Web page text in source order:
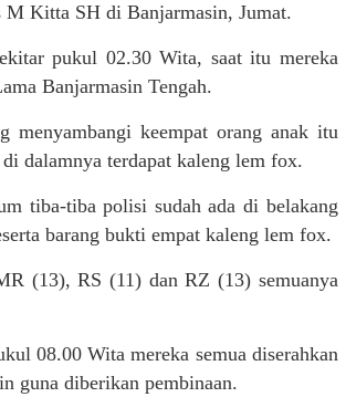
M Kitta SH di Banjarmasin, Jumat.
pukul 02.30 Wita, saat itu mereka
Banjarmasin Tengah.
keempat orang anak itu
dalamnya terdapat kaleng lem fox.
tiba-tiba polisi sudah ada di belakang
barang bukti empat kaleng lem fox.
(13), RS (11) dan RZ (13) semuanya
08.00 Wita mereka semua diserahkan
guna diberikan pembinaan.